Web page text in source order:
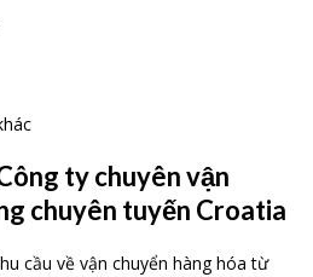
ty chuyên vận
chuyên tuyến Croatia
cầu về vận chuyển hàng hóa từ